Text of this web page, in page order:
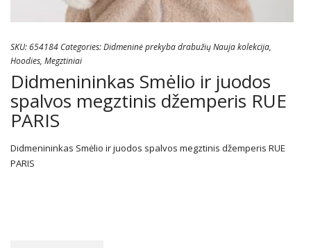
SKU:654184 Categories:Didmeninė prekyba drabužių Nauja kolekcija,
Hoodies, Megztiniai
Didmenininkas Smėlio ir juodos
spalvos megztinis džemperis RUE
PARIS
Didmenininkas Smėlio ir juodos spalvos megztinis džemperis RUE
PARIS